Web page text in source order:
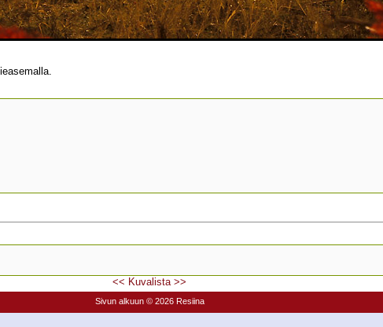
<< Kuvalista >>
Sivun alkuun © 2026 Resiina